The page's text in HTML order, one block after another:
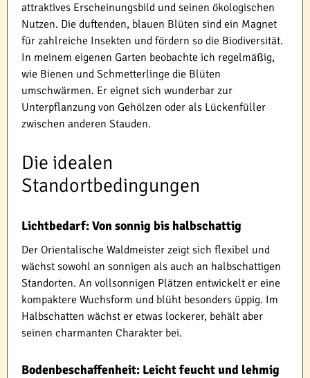
attraktives Erscheinungsbild und seinen ökologischen
Nutzen. Die duftenden, blauen Blüten sind ein Magnet
für zahlreiche Insekten und fördern so die Biodiversität.
In meinem eigenen Garten beobachte ich regelmäßig,
wie Bienen und Schmetterlinge die Blüten
umschwärmen. Er eignet sich wunderbar zur
Unterpflanzung von Gehölzen oder als Lückenfüller
zwischen anderen Stauden.
Die idealen
Standortbedingungen
Lichtbedarf: Von sonnig bis halbschattig
Der Orientalische Waldmeister zeigt sich flexibel und
wächst sowohl an sonnigen als auch an halbschattigen
Standorten. An vollsonnigen Plätzen entwickelt er eine
kompaktere Wuchsform und blüht besonders üppig. Im
Halbschatten wächst er etwas lockerer, behält aber
seinen charmanten Charakter bei.
Bodenbeschaffenheit: Leicht feucht und lehmig